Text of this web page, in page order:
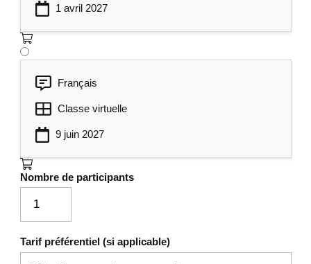
Lier un contact Outlook et OneNote
Utiliser, créer et gérer des modèles de
Exporter et envoyer des notes.
1 avril 2027
Français
Classe virtuelle
9 juin 2027
Nombre de participants
Tarif préférentiel (si applicable)